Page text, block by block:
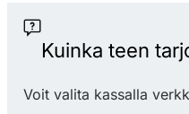
Mini
Folding
terassipöydänjalka
Kuinka teen
Voit valita kassalla